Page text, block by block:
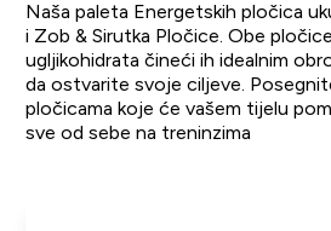
Naša paleta Energetskih pločica
i Zob & Sirutka Pločice. Obe
ugljikohidrata čineći ih idealnim
da ostvarite svoje ciljeve.
pločicama koje će vašem tijelu
sve od sebe na treninzima